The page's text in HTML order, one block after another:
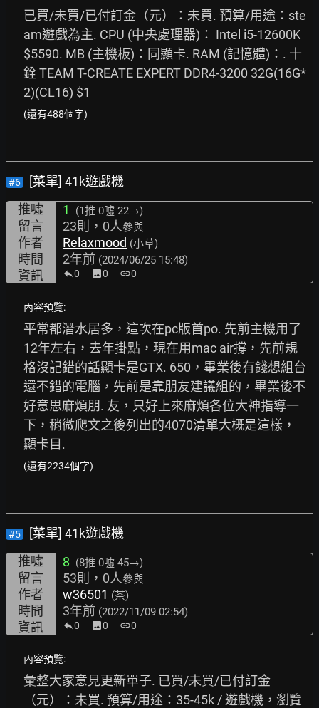
已買/未買/已付訂金（元）：未買. 預算/用途：ste
am遊戲為主. CPU (中央處理器)： Intel i5-12600K
$5590. MB (主機板)：同顯卡. RAM (記憶體)：. 十
銓 TEAM T-CREATE EXPERT DDR4-3200 32G(16G*
2)(CL16) $1
(還有488個字)
#6
[菜單] 41k遊戲機
推噓
1 (1推 0噓 22→)
留言 23則，0人參與
作者 Relaxmood (小草)
時間 2年前 (2024/06/25 15:48)
資訊 0 image0 link0
內容預覽:
平常都潛水居多，這次在pc版首po. 先前主機用了
12年左右，去年掛點，現在用mac air撐，先前規
格沒記錯的話顯卡是GTX. 650，畢業後有錢想組台
還不錯的電腦，先前是靠朋友建議組的，畢業後不
好意思麻煩朋. 友，只好上來麻煩各位大神指導一
下，稍微爬文之後列出的4070清單大概是這樣，
顯卡目.
(還有2234個字)
#5
[菜單] 41k遊戲機
推噓
8 (8推 0噓 45→)
留言 53則，0人參與
作者 w36501 (茶)
時間 3年前 (2022/11/09 02:54)
資訊 0 image0 link0
內容預覽:
彙整大家意見更新單子. 已買/未買/已付訂金
（元）：未買. 預算/用途：35-45k / 遊戲機，瀏覽